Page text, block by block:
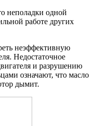
неполадки одной
работе других
неэффективную
Недостаточное
и разрушению
означают, что масло
дымит.